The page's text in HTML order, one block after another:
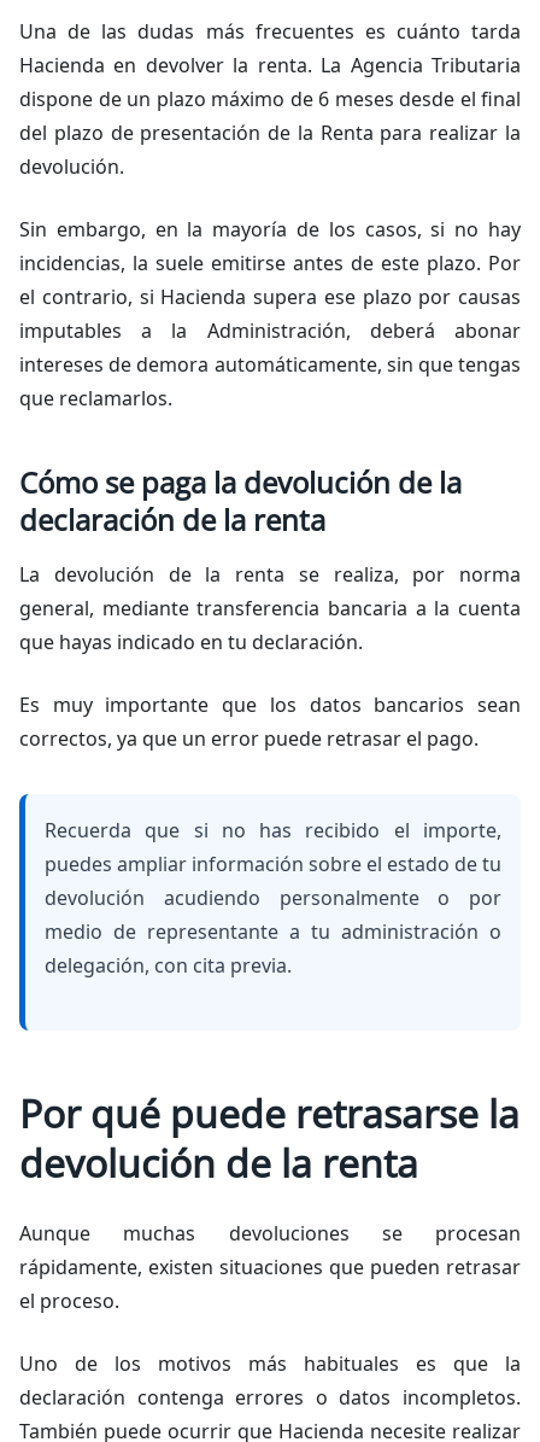
Una de las dudas más frecuentes es cuánto tarda
Hacienda en devolver la renta. La Agencia Tributaria
dispone de un plazo máximo de 6 meses desde el final
del plazo de presentación de la Renta para realizar la
devolución.
Sin embargo, en la mayoría de los casos, si no hay
incidencias, la suele emitirse antes de este plazo. Por
el contrario, si Hacienda supera ese plazo por causas
imputables a la Administración, deberá abonar
intereses de demora automáticamente, sin que tengas
que reclamarlos.
Cómo se paga la devolución de la
declaración de la renta
La devolución de la renta se realiza, por norma
general, mediante transferencia bancaria a la cuenta
que hayas indicado en tu declaración.
Es muy importante que los datos bancarios sean
correctos, ya que un error puede retrasar el pago.
Recuerda que si no has recibido el importe,
puedes ampliar información sobre el estado de tu
devolución acudiendo personalmente o por
medio de representante a tu administración o
delegación, con cita previa.
​​Por qué puede retrasarse la
devolución de la renta
Aunque muchas devoluciones se procesan
rápidamente, existen situaciones que pueden retrasar
el proceso.
Uno de los motivos más habituales es que la
declaración contenga errores o datos incompletos.
También puede ocurrir que Hacienda necesite realizar